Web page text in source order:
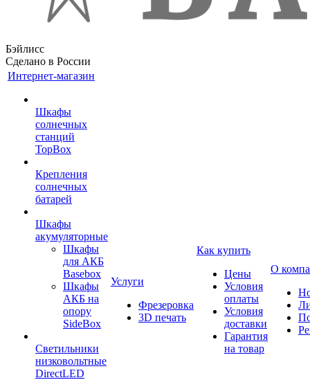
Бэйлисс
Сделано в России
Интернет-магазин
Шкафы
солнечных
станций
TopBox
Крепления
солнечных
батарей
Шкафы
акумуляторные
Шкафы
для АКБ
Basebox
Шкафы
АКБ на
опору
SideBox
Светильники
низковольтные
DirectLED
Услуги
Фрезеровка
3D печать
Как купить
Цены
Условия
оплаты
Условия
доставки
Гарантия
на товар
О